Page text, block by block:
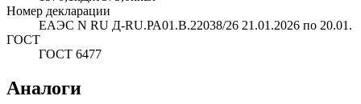
Номер декларации
ЕАЭС N RU Д-RU.РА01.В.22038/26 21.01.2026 по 20.01.
ГОСТ
ГОСТ 6477
Аналоги